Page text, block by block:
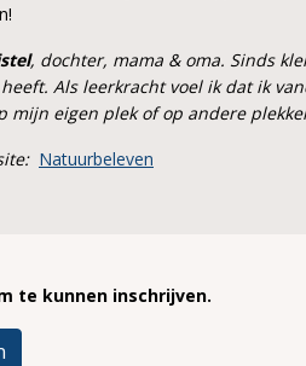
, dochter, mama & oma. Sinds
Als leerkracht voel ik dat ik
mijn eigen plek of op andere
Natuurbeleven
te kunnen inschrijven.